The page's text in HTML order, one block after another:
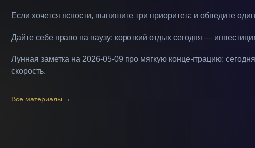
Если хочется ясности, выпишите три приоритета и обведите
Дайте себе право на паузу: короткий отдых сегодня —
Лунная заметка на 2026-05-09 про мягкую концентрацию:
скорость.
Все материалы →